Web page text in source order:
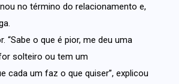
no término do relacionamento e,
“Sabe o que é pior, me deu uma
solteiro ou tem um
cada um faz o que quiser”, explicou